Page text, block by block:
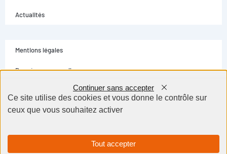
Actualités
Mentions légales
Données personnelles
Conditions générales
Contact
Selectarc Group © Tous droits réservés - Création site internet Dijon BWA
Agence
Ce site utilise des cookies et vous donne le contrôle sur
ceux que vous souhaitez activer
Tout accepter
Continuer sans accepter